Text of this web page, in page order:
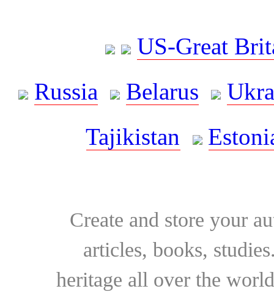
US-Great
Russia
Belarus
Tajikistan
Create and store your
articles, books,
heritage all over the